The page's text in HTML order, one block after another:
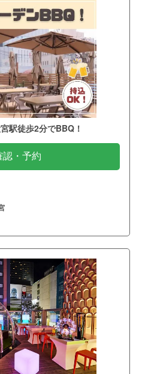
駅徒歩2分でBBQ！
認・予約